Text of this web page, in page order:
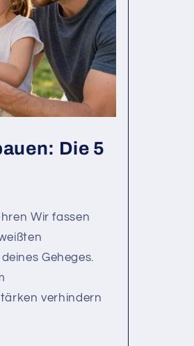
Die 5
Wir fassen
Geheges.
verhindern